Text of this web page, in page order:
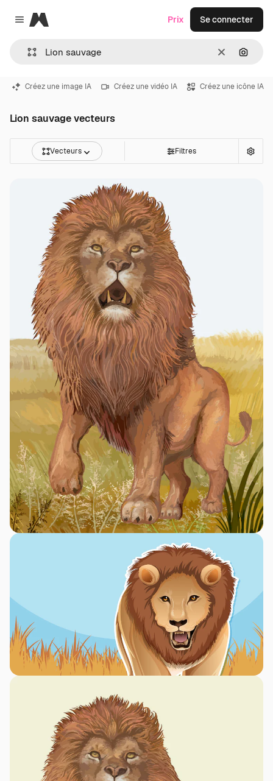
Close menu
Magnific
Effacer
Prix Se connecter
Créez une image IA Créez une vidéo IA Créez une icône IA
Lion sauvage vecteurs
Vecteurs Filtres